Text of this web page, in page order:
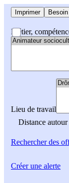
Imprimer
Métier,
Lieu de travail
Distance
Rechercherdes
Créer une alerte